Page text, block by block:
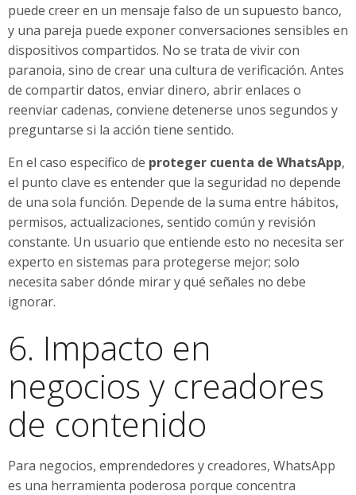
puede creer en un mensaje falso de un supuesto banco,
y una pareja puede exponer conversaciones sensibles en
dispositivos compartidos. No se trata de vivir con
paranoia, sino de crear una cultura de verificación. Antes
de compartir datos, enviar dinero, abrir enlaces o
reenviar cadenas, conviene detenerse unos segundos y
preguntarse si la acción tiene sentido.
En el caso específico de proteger cuenta de WhatsApp,
el punto clave es entender que la seguridad no depende
de una sola función. Depende de la suma entre hábitos,
permisos, actualizaciones, sentido común y revisión
constante. Un usuario que entiende esto no necesita ser
experto en sistemas para protegerse mejor; solo
necesita saber dónde mirar y qué señales no debe
ignorar.
6. Impacto en
negocios y creadores
de contenido
Para negocios, emprendedores y creadores, WhatsApp
es una herramienta poderosa porque concentra